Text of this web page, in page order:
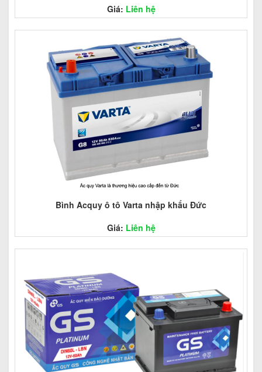
Giá: Liên hệ
Bình Acquy ô tô Varta nhập khẩu Đức
Giá: Liên hệ